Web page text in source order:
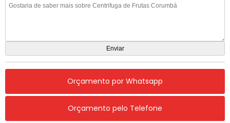
Orçamento por Whatsapp
Orçamento pelo Telefone